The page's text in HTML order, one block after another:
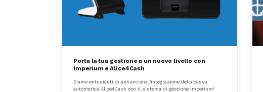
Porta la tua gestione a un nuovo livello con
Imperium e Alice4Cash
Siamo entusiasti di annunciare l'integrazione della cassa
automatica Alice4Cash con il sistema di gestione Imperium!